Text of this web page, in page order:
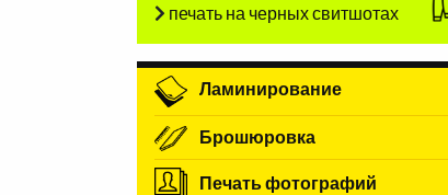
печать на черных свитшотах
Ламинирование
Брошюровка
Печать фотографий